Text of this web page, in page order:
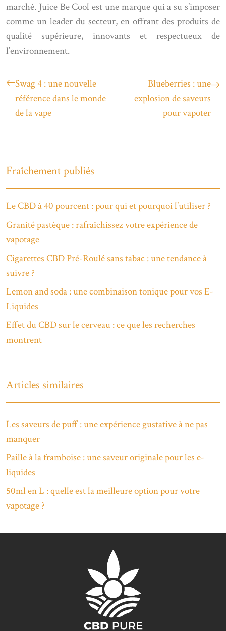
marché. Juice Be Cool est une marque qui a su s’imposer
comme un leader du secteur, en offrant des produits de
qualité supérieure, innovants et respectueux de
l’environnement.
Swag 4 : une nouvelle
référence dans le monde
de la vape
Blueberries : une
explosion de saveurs
pour vapoter
Fraîchement publiés
Le CBD à 40 pourcent : pour qui et pourquoi l’utiliser ?
Granité pastèque : rafraîchissez votre expérience de
vapotage
Cigarettes CBD Pré-Roulé sans tabac : une tendance à
suivre ?
Lemon and soda : une combinaison tonique pour vos E-
Liquides
Effet du CBD sur le cerveau : ce que les recherches
montrent
Articles similaires
Les saveurs de puff : une expérience gustative à ne pas
manquer
Paille à la framboise : une saveur originale pour les e-
liquides
50ml en L : quelle est la meilleure option pour votre
vapotage ?